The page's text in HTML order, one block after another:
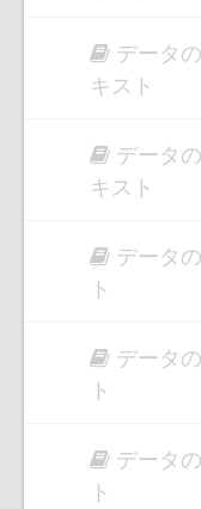
データ
キスト
データ
キスト
デー
ト
データ
ト
データ
ト